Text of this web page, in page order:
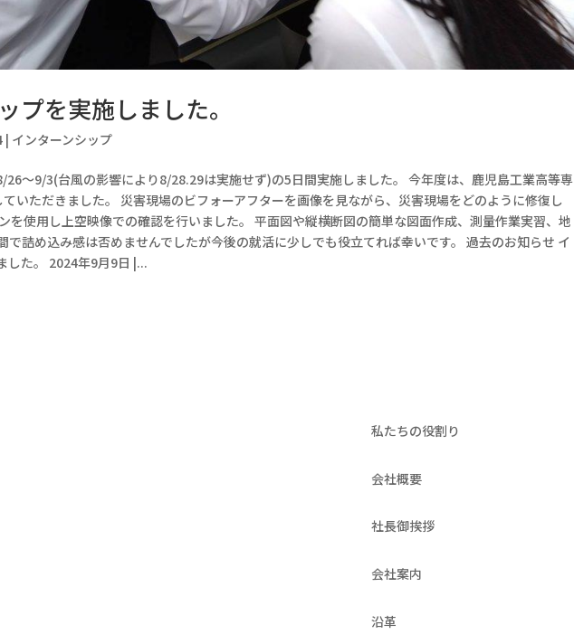
プを実施しました。
| インターンシップ
26〜9/3(台風の影響により8/28.29は実施せず)の5日間実施しました。 今年度は、鹿児島工業高等専
いただきました。 災害現場のビフォーアフターを画像を見ながら、災害現場をどのように修復し
を使用し上空映像での確認を行いました。 平面図や縦横断図の簡単な図面作成、測量作業実習、地
で詰め込み感は否めませんでしたが今後の就活に少しでも役立てれば幸いです。 過去のお知らせ イ
した。 2024年9月9日 |...
私たちの役割り
会社概要
社長御挨拶
会社案内
沿革